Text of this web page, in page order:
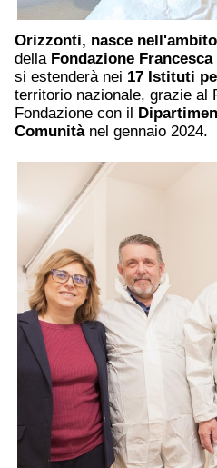
Orizzonti, nasce
della Fondazione Francesca
si estenderà nei 17 Istituti
territorio nazionale, grazie al
Fondazione con il
Comunitànel gennaio 2024.